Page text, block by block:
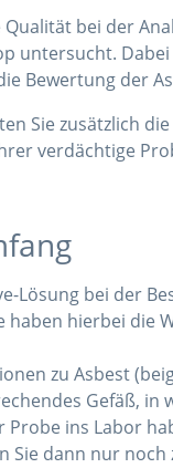
bei der
untersucht.
Bewertung der
Sie zusätzlich
verdächtige
Lösung bei der
haben hierbei die
zu Asbest
Gefäß, in
Probe ins Labor
Sie dann nur